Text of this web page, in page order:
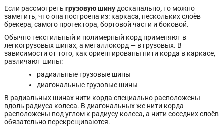
Если рассмотреть грузовую шину досканально,то можно
заметить, что она построена из: каркаса, нескольких слоёв
брекера, самого протектора, бортовой части и боковой.
Обычно текстильный и полимерный корд применяют в
легкогрузовых шинах, а металлокорд — в грузовых. В
зависимости от того, как ориентированы нити корда в каркасе,
различают шины:
радиальные грузовые шины
диагональные грузовые шины
В радиальных шинах нити корда специально расположены
вдоль радиуса колеса. В диагональных же нити корда
расположены под углом к радиусу колеса, а нити соседних слоёв
обязательно перекрещиваются.